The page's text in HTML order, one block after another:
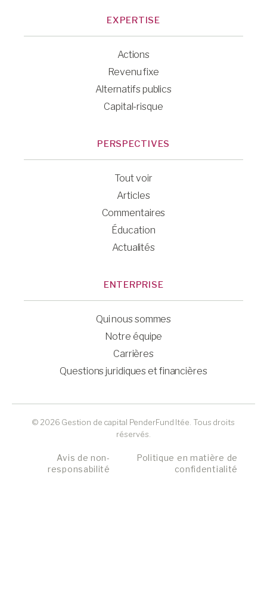
EXPERTISE
Actions
Revenu fixe
Alternatifs publics
Capital-risque
PERSPECTIVES
Tout voir
Articles
Commentaires
Éducation
Actualités
ENTERPRISE
Qui nous sommes
Notre équipe
Carrières
Questions juridiques et financières
© 2026 Gestion de capital PenderFund ltée. Tous droits
réservés.
Avis de non-
responsabilité
Politique en matière de
confidentialité